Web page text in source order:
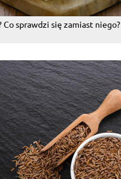
sprawdzi się zamiast niego?